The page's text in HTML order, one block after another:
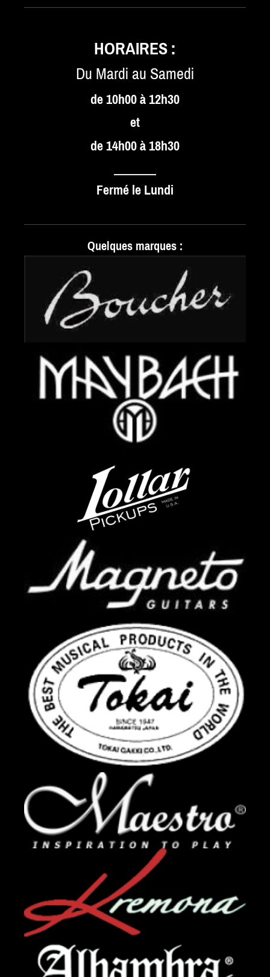
HORAIRES :
Du Mardi au Samedi
de 10h00 à 12h30
et
de 14h00 à 18h30
Fermé le Lundi
Quelques marques :